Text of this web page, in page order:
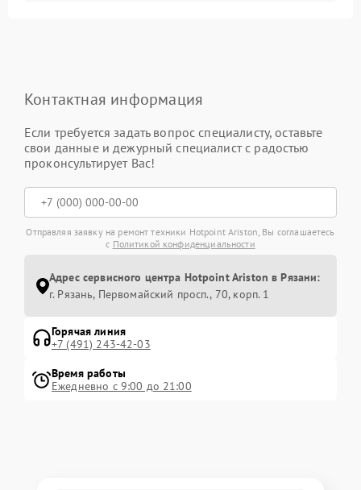
Контактная информация
Если требуется задать вопрос специалисту, оставьте
свои данные и дежурный специалист с радостью
проконсультирует Вас!
Отправляя заявку на ремонт техники Hotpoint Ariston, Вы соглашаетесь
с Политикой конфиденциальности
Адрес сервисного центра Hotpoint Ariston в Рязани:
г. Рязань, Первомайский просп., 70, корп. 1
Горячая линия
+7 (491) 243-42-03
Время работы
Ежедневно с 9:00 до 21:00